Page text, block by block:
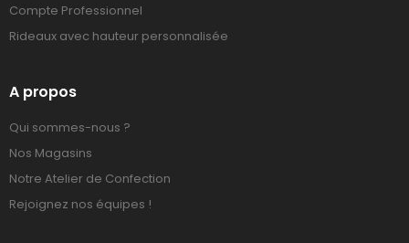
Compte Professionnel
Rideaux avec hauteur personnalisée
A propos
Qui sommes-nous ?
Nos Magasins
Notre Atelier de Confection
Rejoignez nos équipes !